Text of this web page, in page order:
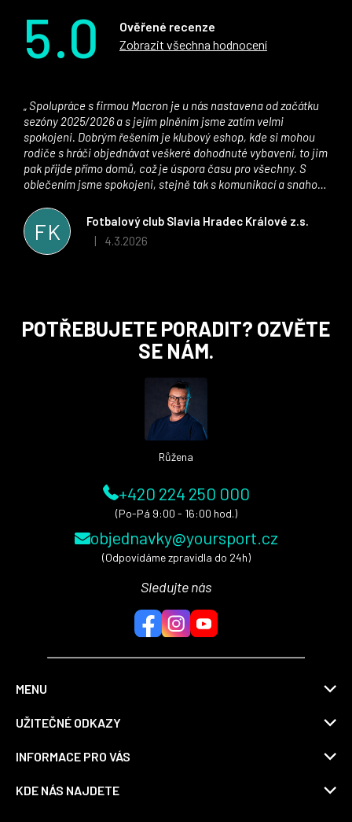
5.0
Ověřené recenze
Zobrazit všechna hodnocení
FK
Fotbalový club Slavia Hradec Králové z.s.
Hodnocení obchodu je 5 z 5 hvězdiček.
| 4.3.2026
sezóny 2025/2026 a s jejím plněním jsme zatím velmi
spokojeni. Dobrým řešením je klubový eshop, kde si mohou
rodiče s hráči objednávat veškeré dohodnuté vybavení, to jim
pak přijde přímo domů, což je úspora času pro všechny. S
oblečením jsme spokojeni, stejně tak s komunikací a snahou
stran. Věříme, že v tomto duchu bude spolupráce pokračovat
i nadále, nyní už začínáme řešit i první sady dresů ;)
POTŘEBUJETE PORADIT? OZVĚTE
SE NÁM.
Růžena
+420 224 250 000
(Po-Pá 9:00 - 16:00 hod.)
objednavky@yoursport.cz
(Odpovídáme zpravidla do 24h)
Sledujte nás
MENU
UŽITEČNÉ ODKAZY
INFORMACE PRO VÁS
KDE NÁS NAJDETE